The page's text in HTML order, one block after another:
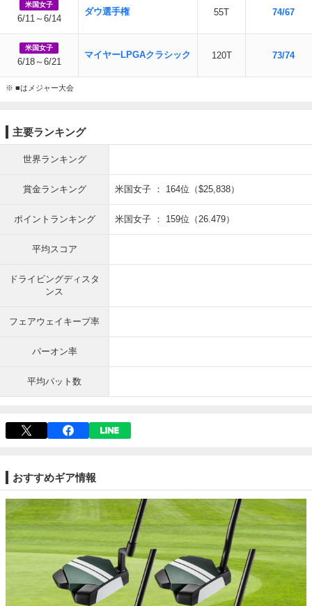
米国女子
6/11～6/14
ダウ選手権 55T 74/67
米国女子
6/18～6/21
マイヤーLPGAクラシック 120T 73/74
※ ■はメジャー大会
主要ランキング
世界ランキング
賞金ランキング 米国女子 ： 164位（$25,838）
ポイントランキング 米国女子 ： 159位（26.479）
平均スコア
ドライビングディスタ
ンス
フェアウェイキープ率
パーオン率
平均パット数
おすすめギア情報